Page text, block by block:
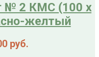
№ 2 КМС (100 х
желтый
руб.